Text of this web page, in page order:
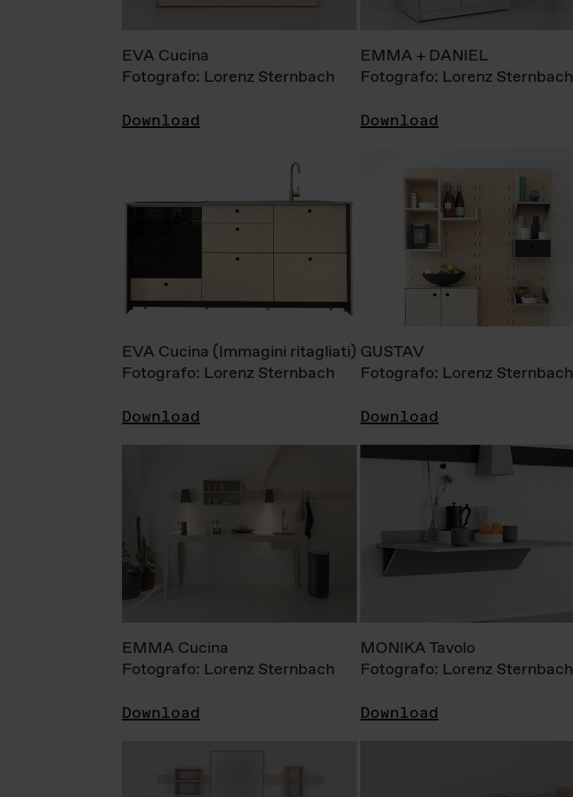
EVA Cucina
Fotografo: Lorenz Sternbach
Download
EMMA + DANIEL
Fotografo: Lorenz Sternbach
Download
EVA Cucina (Immagini ritagliati)
Fotografo: Lorenz Sternbach
Download
GUSTAV
Fotografo: Lorenz Sternbach
Download
EMMA Cucina
Fotografo: Lorenz Sternbach
Download
MONIKA Tavolo
Fotografo: Lorenz Sternbach
Download